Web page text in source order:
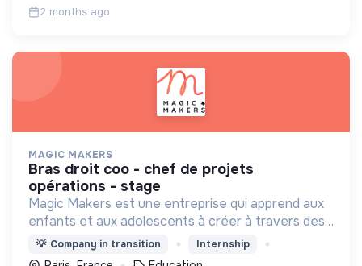
2 months ago
MAGIC MAKERS
bras droit coo - chef de projets
opérations - stage
Magic Makers est une entreprise qui apprend aux
enfants et aux adolescents à créer à travers des
ateliers fun (création de jeux vidéo,
programmation, IA…) dans une ambiance ludique et
💡 Company in transition Internship